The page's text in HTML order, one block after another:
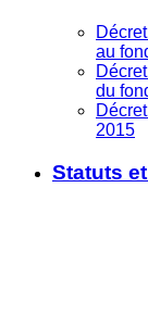
au
du
2015
Statuts